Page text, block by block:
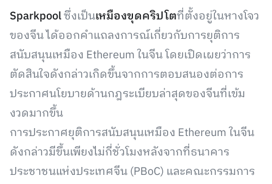
Sparkpoolซึ่งเป็นเหมืองขุดคริปโตที่ตั้งอยู่ในหางโจว
ของจีน ได้ออกคำแถลงการณ์เกี่ยวกับการยุติการ
สนับสนุนเหมือง Ethereum ในจีน โดยเปิดเผยว่าการ
ตัดสินใจดังกล่าวเกิดขึ้นจากการตอบสนองต่อการ
ประกาศนโยบายด้านกฎระเบียบล่าสุดของจีนที่เข้ม
งวดมากขึ้น
การประกาศยุติการสนับสนุนเหมือง Ethereum ในจีน
ดังกล่าวมีขึ้นเพียงไม่กี่ชั่วโมงหลังจากที่ธนาคาร
ประชาชนแห่งประเทศจีน (PBoC) และคณะกรรมการ